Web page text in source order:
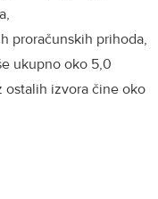
proračunskih prihoda,
ukupno oko 5,0
ostalih izvora čine oko